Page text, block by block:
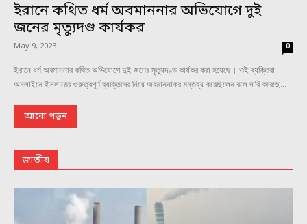
ইরানে কথিত ধর্ম অবমাননার অভিযোগে দুই
জনের মৃত্যুদণ্ড কার্যকর
May 9, 2023 0
ইরানে ধর্ম অবমাননার কথিত অভিযোগে দুই জনের মৃত্যুদণ্ড কার্যকর করা হয়েছে। ওই ব্যক্তিরা
অনলাইনে ইসলামের গুরুত্বপূর্ণ ব্যক্তিদের নিয়ে অবমাননাকর মন্তব্য করেছিলেন বলে দাবি করেছে...
আরো পড়ুন
জাতীয়